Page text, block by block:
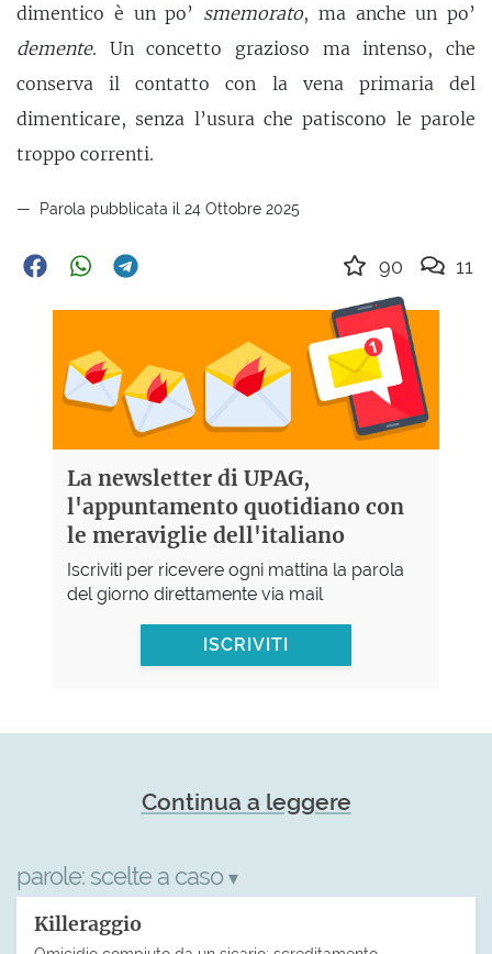
dimentico è un po’ smemorato, ma anche un po’
demente. Un concetto grazioso ma intenso, che
conserva il contatto con la vena primaria del
dimenticare, senza l’usura che patiscono le parole
troppo correnti.
Parola pubblicata il 24 Ottobre 2025
90 11
La newsletter di UPAG,
l'appuntamento quotidiano con
le meraviglie dell'italiano
Iscriviti per ricevere ogni mattina la parola
del giorno direttamente via mail
ISCRIVITI
Continua a leggere
parole: scelte a caso ▾
Killeraggio